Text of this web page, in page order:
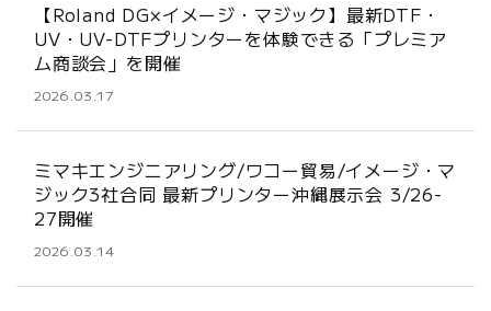
【Roland DG×イメージ・マジック】最新DTF・
UV・UV-DTFプリンターを体験できる「プレミア
ム商談会」を開催
2026.03.17
ミマキエンジニアリング/ワコー貿易/イメージ・マ
ジック3社合同 最新プリンター沖縄展示会 3/26-
27開催
2026.03.14